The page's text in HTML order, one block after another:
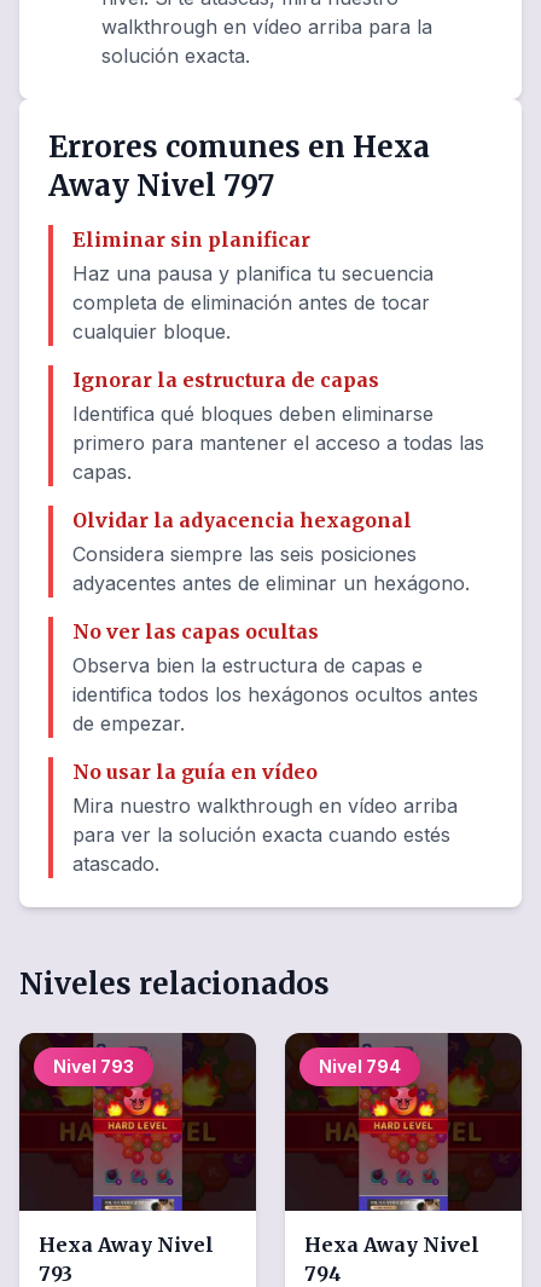
walkthrough en vídeo arriba para la
solución exacta.
Errores comunes en Hexa
Away Nivel 797
Eliminar sin planificar
Haz una pausa y planifica tu secuencia
completa de eliminación antes de tocar
cualquier bloque.
Ignorar la estructura de capas
Identifica qué bloques deben eliminarse
primero para mantener el acceso a todas las
capas.
Olvidar la adyacencia hexagonal
Considera siempre las seis posiciones
adyacentes antes de eliminar un hexágono.
No ver las capas ocultas
Observa bien la estructura de capas e
identifica todos los hexágonos ocultos antes
de empezar.
No usar la guía en vídeo
Mira nuestro walkthrough en vídeo arriba
para ver la solución exacta cuando estés
atascado.
Niveles relacionados
Nivel 793
Hexa Away Nivel
793
Nivel 794
Hexa Away Nivel
794